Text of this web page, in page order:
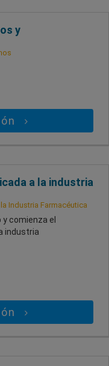
y
a la industria
Industria Farmacéutica
y comienza el
industria